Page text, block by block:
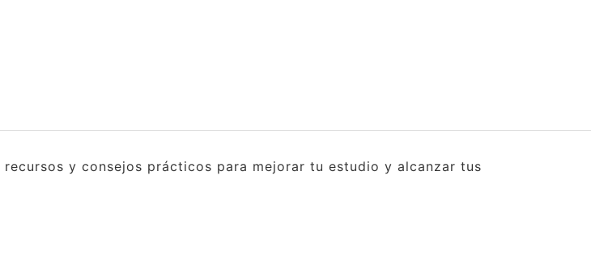
y consejos prácticos para mejorar tu estudio y alcanzar tus